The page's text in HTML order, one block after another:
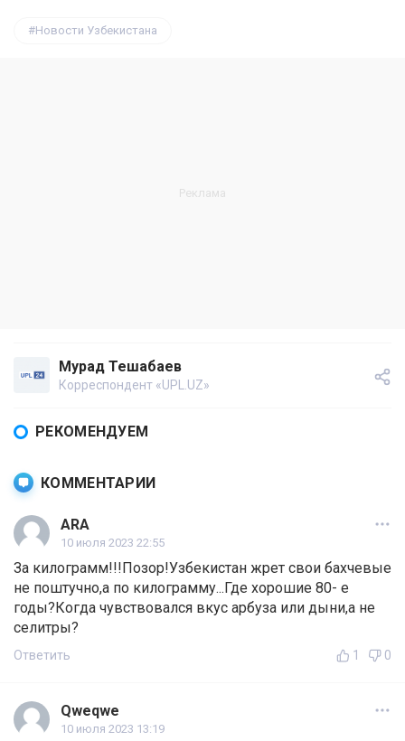
Новости Узбекистана
Мурад Тешабаев
Корреспондент «UPL.UZ»
РЕКОМЕНДУЕМ
КОММЕНТАРИИ
ARA
10 июля 2023 22:55
За килограмм!!!Позор!Узбекистан жрет свои бахчевые
не поштучно,а по килограмму...Где хорошие 80- е
годы?Когда чувствовался вкус арбуза или дыни,а не
селитры?
Ответить 1 0
Qweqwe
10 июля 2023 13:19